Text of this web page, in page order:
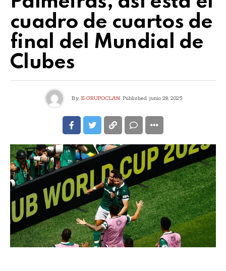
cuadro de cuartos de
final del Mundial de
Clubes
By E-GRUPOCLAN Published junio 28, 2025